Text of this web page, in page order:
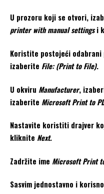
U prozoru koji se otvori,
printer with manual settingsi
Koristite postojeći
izaberite File: (Print to File).
U okviru Manufacturer,
izaberite Microsoft Print to
Nastavite koristiti drajver
kliknite Next.
Zadržite ime Microsoft Print
Sasvim jednostavno i